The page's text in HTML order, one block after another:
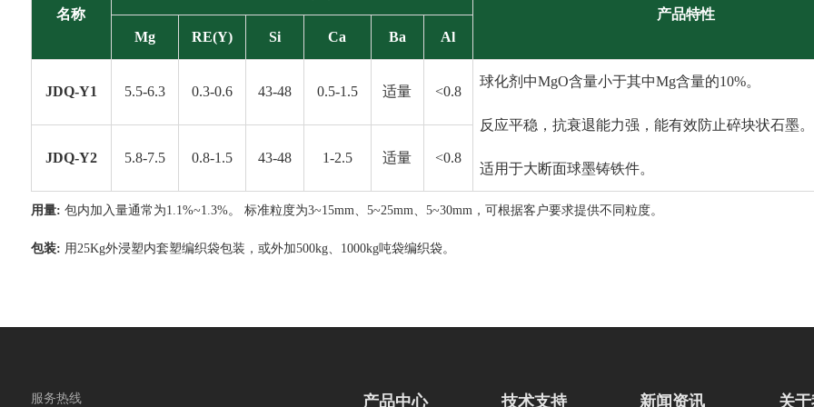
名称
产品特性
Mg
RE(Y) Si Ca Ba Al
JDQ-Y1 5.5-6.3 0.3-0.6 43-48 0.5-1.5 适量 <0.8
球化剂中MgO含量小于其中Mg含量的10%。
反应平稳，抗衰退能力强，能有效防止碎块状石墨。
适用于大断面球墨铸铁件。
JDQ-Y2 5.8-7.5 0.8-1.5 43-48 1-2.5 适量 <0.8
用量: 包内加入量通常为1.1%~1.3%。 标准粒度为3~15mm、5~25mm、5~30mm，可根据客户要求提供不同粒度。
包装: 用25Kg外浸塑内套塑编织袋包装，或外加500kg、1000kg吨袋编织袋。
服务热线 产品中心 技术支持 新闻资讯 关于